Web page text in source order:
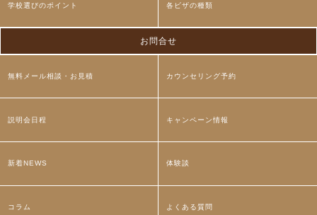
学校選びのポイント 各ビザの種類
お問合せ
無料メール相談・お見積 カウンセリング予約
説明会日程 キャンペーン情報
新着NEWS 体験談
コラム よくある質問